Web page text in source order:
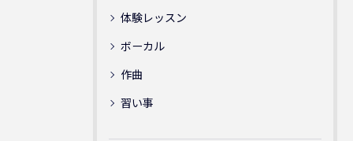
体験レッスン
ボーカル
作曲
習い事